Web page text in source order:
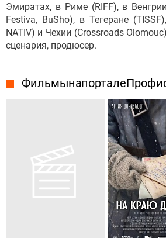
Эмиратах, в Риме (RIFF), в
Festiva, BuSho), в Тегеране
NATIV) и Чехии (Crossroads
сценария, продюсер.
Фильмы на портале